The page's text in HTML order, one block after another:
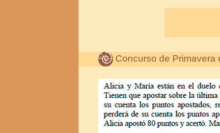
Concurso de Primavera